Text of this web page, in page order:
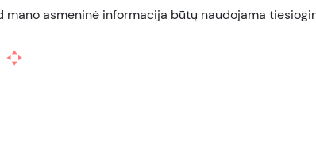
mano asmeninė informacija būtų naudojama